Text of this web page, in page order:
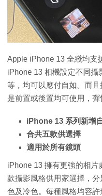
Apple iPhone 13 全綫均支
iPhone 13 相機設定不同攝
等，均可以應付自如。而
是前置或後置均可使用，彈
iPhone 13 系列新增
合共五款供選擇
適用於所有鏡頭
iPhone 13 擁有更強的相
款攝影風格供用家選擇，
色及冷色。每種風格均容